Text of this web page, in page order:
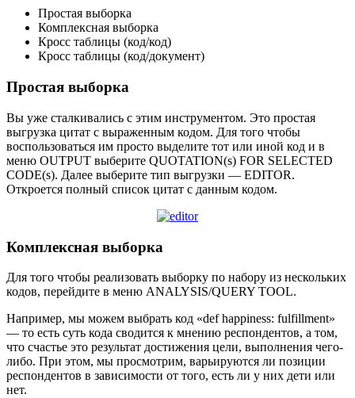
Простая выборка
Комплексная выборка
Кросс таблицы (код/код)
Кросс таблицы (код/документ)
Простая выборка
Вы уже сталкивались с этим инструментом. Это простая
выгрузка цитат с выраженным кодом. Для того чтобы
воспользоваться им просто выделите тот или иной код и в
меню OUTPUT выберите QUOTATION(s) FOR SELECTED
CODE(s). Далее выберите тип выгрузки — EDITOR.
Откроется полный список цитат с данным кодом.
Комплексная выборка
Для того чтобы реализовать выборку по набору из нескольких
кодов, перейдите в меню ANALYSIS/QUERY TOOL.
Например, мы можем выбрать код «def happiness: fulfillment»
— то есть суть кода сводится к мнению респондентов, а том,
что счастье это результат достижения цели, выполнения чего-
либо. При этом, мы просмотрим, варьируются ли позиции
респондентов в зависимости от того, есть ли у них дети или
нет.